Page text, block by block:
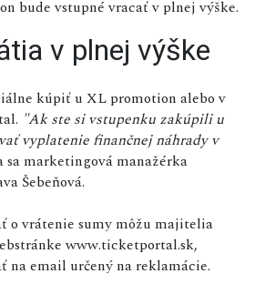
bude vstupné vracať v plnej výške.
v plnej výške
kúpiť u XL promotion alebo v
"Ak ste si vstupenku zakúpili u
vyplatenie finančnej náhrady v
marketingová manažérka
Šebeňová.
o vrátenie sumy môžu majitelia
www.ticketportal.sk,
na email určený na reklamácie.